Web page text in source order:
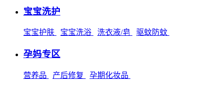
宝宝洗护
宝宝护肤 宝宝洗浴 洗衣液/皂 驱蚊防蚊
孕妈专区
营养品 产后修复 孕期化妆品